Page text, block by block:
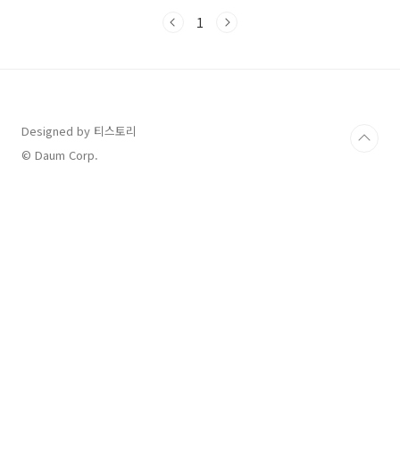
바로 인공눈물인데요. 하지만 종류가 너무 많아 어떤 걸 써야 할지
1
Designed by 티스토리
© Daum Corp.